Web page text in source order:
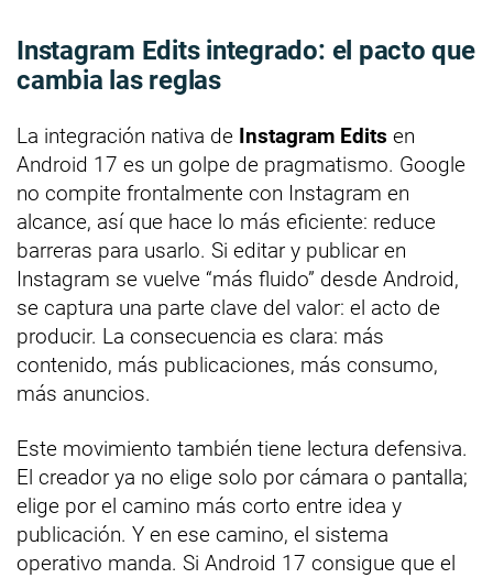
Instagram Edits integrado: el pacto que
cambia las reglas
La integración nativa de Instagram Edits en
Android 17 es un golpe de pragmatismo. Google
no compite frontalmente con Instagram en
alcance, así que hace lo más eficiente: reduce
barreras para usarlo. Si editar y publicar en
Instagram se vuelve “más fluido” desde Android,
se captura una parte clave del valor: el acto de
producir. La consecuencia es clara: más
contenido, más publicaciones, más consumo,
más anuncios.
Este movimiento también tiene lectura defensiva.
El creador ya no elige solo por cámara o pantalla;
elige por el camino más corto entre idea y
publicación. Y en ese camino, el sistema
operativo manda. Si Android 17 consigue que el